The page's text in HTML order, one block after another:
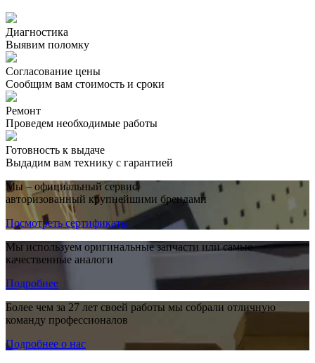
Диагностика
Выявим поломку
Согласование цены
Сообщим вам стоимость и сроки
Ремонт
Проведем необходимые работы
Готовность к выдаче
Выдадим вам технику с гарантией
Мы – официальный сервис,
авторизованный крупнейшими брендами
Посмотреть сертификаты
Мы используем оригинальные запчасти или самые
качественные аналоги
Подробнее
Более чем за 27 лет своей работы мы собрали отличную
команду профессионалов
Подробнее о нас